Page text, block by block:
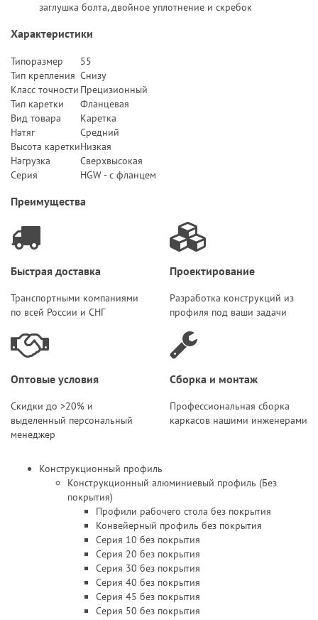
заглушка болта, двойное уплотнение и скребок
Характеристики
Типоразмер
55
Тип крепления Снизу
Класс точности Прецизионный
Тип каретки
Фланцевая
Вид товара
Каретка
Натяг
Средний
Высота кареткиНизкая
Нагрузка
Сверхвысокая
Серия
HGW - с фланцем
Преимущества
Быстрая доставка
Транспортными компаниями
по всей России и СНГ
Проектирование
Разработка конструкций из
профиля под ваши задачи
Оптовые условия
Скидки до >20% и
выделенный персональный
менеджер
Сборка и монтаж
Профессиональная сборка
каркасов нашими инженерами
Конструкционный профиль
Конструкционный алюминиевый профиль (Без
покрытия)
Профили рабочего стола без покрытия
Конвейерный профиль без покрытия
Серия 10 без покрытия
Серия 20 без покрытия
Серия 30 без покрытия
Серия 40 без покрытия
Серия 45 без покрытия
Серия 50 без покрытия